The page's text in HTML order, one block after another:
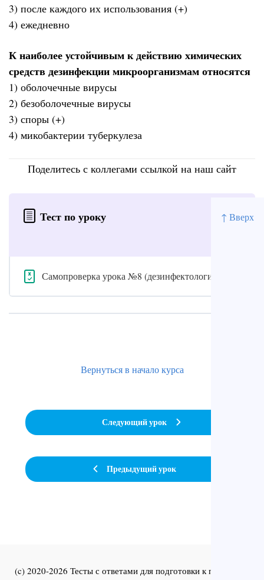
↑ Вверх
3) после каждого их использования (+)
4) ежедневно
К наиболее устойчивым к действию химических
средств дезинфекции микроорганизмам относятся
1) оболочечные вирусы
2) безоболочечные вирусы
3) споры (+)
4) микобактерии туберкулеза
Поделитесь с коллегами ссылкой на наш сайт
Тест по уроку
Самопроверка урока №8 (дезинфектология)
Предыдущий урок
Вернуться в начало курса
Следующий урок
(c) 2020-2026 Тесты с ответами для подготовки к первичной